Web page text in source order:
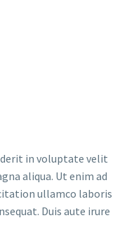
in voluptate velit
aliqua. Ut enim ad
ullamco laboris
Duis aute irure